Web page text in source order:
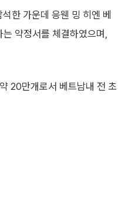
한 가운데 응웬 밍 히엔 베
약정서를 체결하였으며,
20만개로서 베트남내 전 초